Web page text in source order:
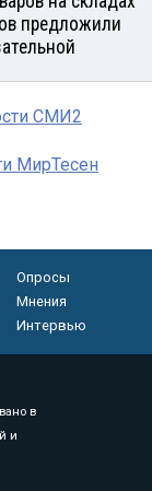
предложили
СМИ2
МирТесен
Опросы
Мнения
Интервью
в
и